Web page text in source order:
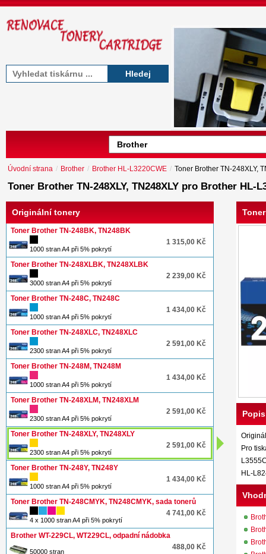
Hledej
Úvodní strana / Brother / Brother HL-L3220CWE / Toner Brother TN-248XLY,
Toner Brother TN-248XLY, TN248XLY pro Brother HL-
Originální tonery
Toner Brother TN-248BK, TN248BK
1 315,00 Kč
1000 stran A4 při 5% pokrytí
Toner Brother TN-248XLBK, TN248XLBK
2 239,00 Kč
3000 stran A4 při 5% pokrytí
Toner Brother TN-248C, TN248C
1 434,00 Kč
1000 stran A4 při 5% pokrytí
Toner Brother TN-248XLC, TN248XLC
2 591,00 Kč
2300 stran A4 při 5% pokrytí
Toner Brother TN-248M, TN248M
1 434,00 Kč
1000 stran A4 při 5% pokrytí
Toner Brother TN-248XLM, TN248XLM
2 591,00 Kč
2300 stran A4 při 5% pokrytí
Toner Brother TN-248XLY, TN248XLY
2 591,00 Kč
2300 stran A4 při 5% pokrytí
Toner Brother TN-248Y, TN248Y
1 434,00 Kč
1000 stran A4 při 5% pokrytí
Toner Brother TN-248CMYK, TN248CMYK, sada tonerů
4 741,00 Kč
4 x 1000 stran A4 při 5% pokrytí
Brother WT-229CL, WT229CL, odpadní nádobka
488,00 Kč
50000 stran
Pro
HL-